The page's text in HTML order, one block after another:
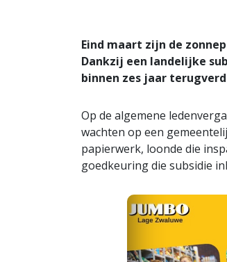
Eind maart zijn de
Dankzij een landelijke
binnen zes jaar
Op de algemene
wachten op een
papierwerk, loonde die
goedkeuring die subsidie